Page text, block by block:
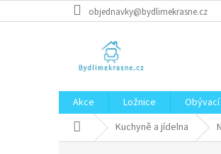
na
objednavky@bydlimekrasne.cz
Akce Ložnice
Domů Kuchyně a jídelna